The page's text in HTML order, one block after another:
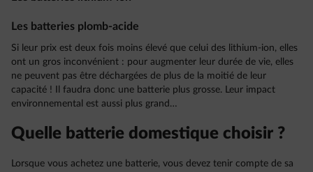
Les batteries plomb-acide
Si leur prix est deux fois moins élevé que celui des lithium-ion, elles
ont un gros inconvénient : pour augmenter leur durée de vie, elles
ne peuvent pas être déchargées de plus de la moitié de leur
capacité ! Il faudra donc une batterie plus grosse. Leur impact
environnemental est aussi plus grand…
Quelle batterie domestique choisir ?
Lorsque vous achetez une batterie, vous devez tenir compte de sa